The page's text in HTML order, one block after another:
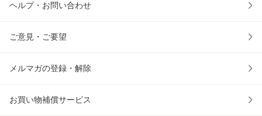
ヘルプ・お問い合わせ
ご意見・ご要望
メルマガの登録・解除
お買い物補償サービス